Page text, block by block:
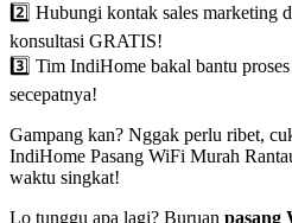
2️⃣ Hubungi kontak sales marketing
konsultasi GRATIS!
3️⃣ Tim IndiHome bakal bantu
secepatnya!
Gampang kan? Nggak perlu ribet,
IndiHome Pasang WiFi Murah
waktu singkat!
Lo tunggu apa lagi? Buruan pasang